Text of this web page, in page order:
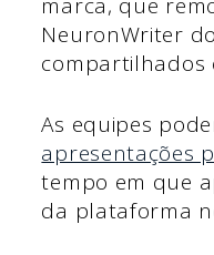
marca, que
NeuronWriter
compartilhados
As equipes
apresentações
tempo em que
da plataforma